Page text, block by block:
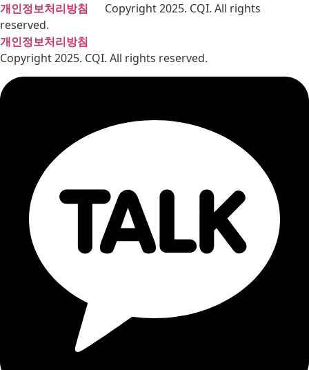
개인정보처리방침 Copyright 2025. CQI. All rights
reserved.
개인정보처리방침
Copyright 2025. CQI. All rights reserved.